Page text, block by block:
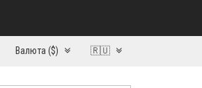
Валюта ($) 🇷🇺